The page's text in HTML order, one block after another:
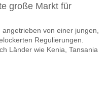
große Markt für
von einer jungen,
Regulierungen.
Länder wie Kenia, Tansania